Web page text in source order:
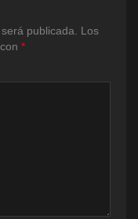
publicada.
Los
*